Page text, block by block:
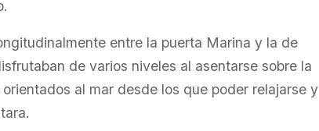
entre la puerta Marina y la de
de varios niveles al asentarse sobre la
al mar desde los que poder relajarse y